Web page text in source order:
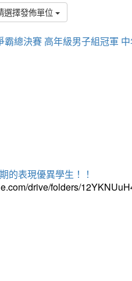
選擇發佈單位
總決賽 高年級男子組冠軍
的表現優異學生！！
drive/folders/